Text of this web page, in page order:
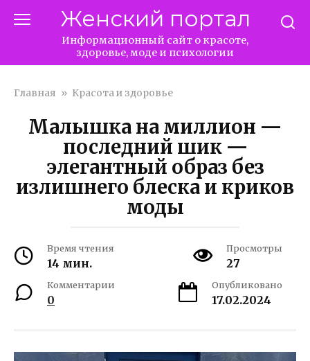
Женский портал
Информационный сайт о красоте,
здоровье, моде и психологии
Главная » Красота и здоровье
Малышка на миллион —
последний шик —
элегантный образ без
излишнего блеска и криков
моды
Время чтения
14 мин.
Просмотры
27
Комментарии
0
Опубликовано
17.02.2024